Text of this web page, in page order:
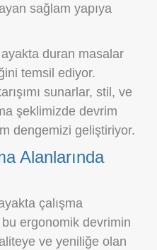
sağlam yapıya
duran masalar
temsil ediyor.
sunarlar, stil, ve
şeklimizde devrim
dengemizi geliştiriyor.
Alanlarında
çalışma
bu ergonomik devrimin
ve yeniliğe olan